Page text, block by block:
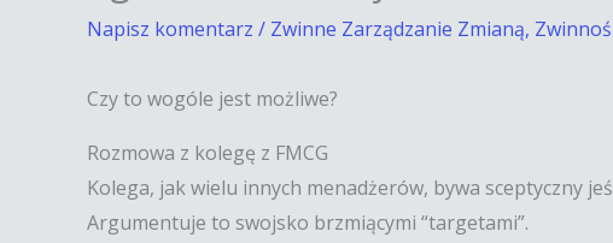
Napisz komentarz / Zwinne Zarządzanie Zmianą,
Czy to wogóle jest możliwe?
Rozmowa z kolegę z FMCG
Kolega, jak wielu innych menadżerów, bywa sceptyczny
Argumentuje to swojsko brzmiącymi “targetami”.